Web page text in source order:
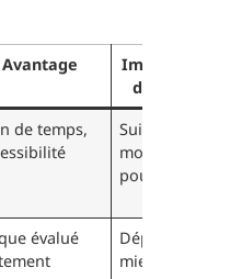
Avantage
Impact sur le
diagnostic
de temps,
Suivi réactif,
moindre délai
pour agir
évalué
Dépistage
mieux ciblé